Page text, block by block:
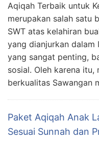
Aqiqah Terbaik untuk
merupakan salah satu
SWT atas kelahiran
yang dianjurkan dalam
yang sangat penting,
sosial. Oleh karena itu,
berkualitas Sawangan
Paket Aqiqah Anak
Sesuai Sunnah dan